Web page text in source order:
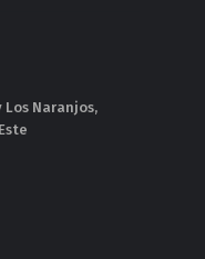
Los Naranjos,